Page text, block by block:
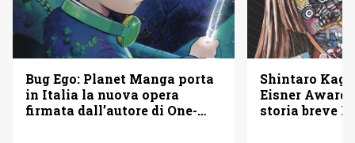
Bug Ego: Planet Manga porta
in Italia la nuova opera
firmata dall’autore di One-
Shintaro
Eisner
storia breve